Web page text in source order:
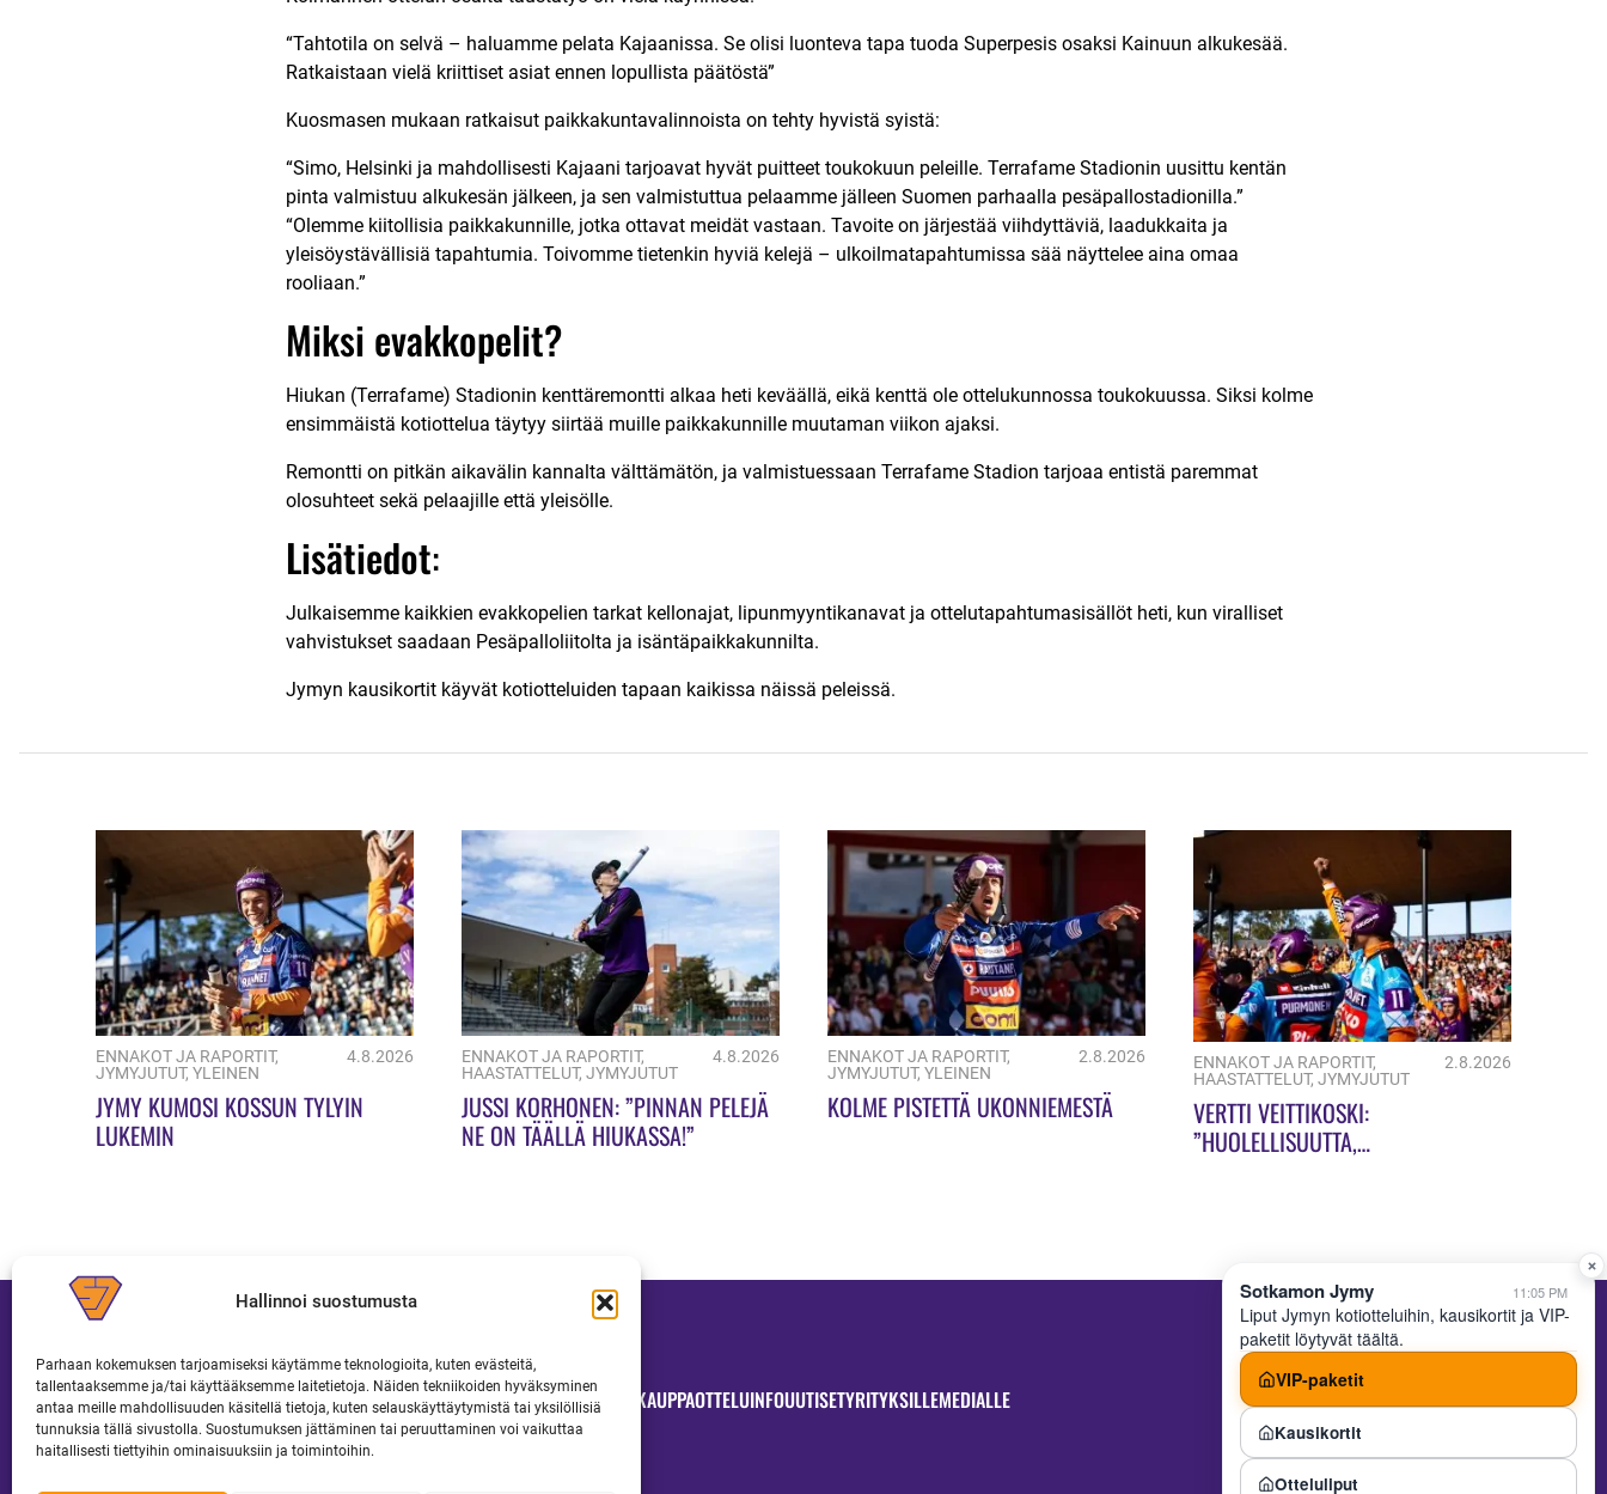
Hallinnoi suostumusta
Parhaan kokemuksen tarjoamiseksi käytämme teknologioita, kuten evästeitä,
tallentaaksemme ja/tai käyttääksemme laitetietoja. Näiden tekniikoiden hyväksyminen
antaa meille mahdollisuuden käsitellä tietoja, kuten selauskäyttäytymistä tai yksilöllisiä
tunnuksia tällä sivustolla. Suostumuksen jättäminen tai peruuttaminen voi vaikuttaa
haitallisesti tiettyihin ominaisuuksiin ja toimintoihin.
“Tahtotila on selvä – haluamme pelata Kajaanissa. Se olisi luonteva tapa tuoda Superpesis osaksi Kainuun alkukesää.
Ratkaistaan vielä kriittiset asiat ennen lopullista päätöstä”
Kuosmasen mukaan ratkaisut paikkakuntavalinnoista on tehty hyvistä syistä:
“Simo, Helsinki ja mahdollisesti Kajaani tarjoavat hyvät puitteet toukokuun peleille. Terrafame Stadionin uusittu kentän
pinta valmistuu alkukesän jälkeen, ja sen valmistuttua pelaamme jälleen Suomen parhaalla pesäpallostadionilla.”
“Olemme kiitollisia paikkakunnille, jotka ottavat meidät vastaan. Tavoite on järjestää viihdyttäviä, laadukkaita ja
yleisöystävällisiä tapahtumia. Toivomme tietenkin hyviä kelejä – ulkoilmatapahtumissa sää näyttelee aina omaa
rooliaan.”
Miksi evakkopelit?
Hiukan (Terrafame) Stadionin kenttäremontti alkaa heti keväällä, eikä kenttä ole ottelukunnossa toukokuussa. Siksi kolme
ensimmäistä kotiottelua täytyy siirtää muille paikkakunnille muutaman viikon ajaksi.
Remontti on pitkän aikavälin kannalta välttämätön, ja valmistuessaan Terrafame Stadion tarjoaa entistä paremmat
olosuhteet sekä pelaajille että yleisölle.
Lisätiedot:
Julkaisemme kaikkien evakkopelien tarkat kellonajat, lipunmyyntikanavat ja ottelutapahtumasisällöt heti, kun viralliset
vahvistukset saadaan Pesäpalloliitolta ja isäntäpaikkakunnilta.
Jymyn kausikortit käyvät kotiotteluiden tapaan kaikissa näissä peleissä.
ENNAKOT JA RAPORTIT,
JYMYJUTUT, YLEINEN
4.8.2026
JYMY KUMOSI KOSSUN TYLYIN
LUKEMIN
ENNAKOT JA RAPORTIT,
HAASTATTELUT, JYMYJUTUT
4.8.2026
JUSSI KORHONEN: ”PINNAN PELEJÄ
NE ON TÄÄLLÄ HIUKASSA!”
ENNAKOT JA RAPORTIT,
JYMYJUTUT, YLEINEN
2.8.2026
KOLME PISTETTÄ UKONNIEMESTÄ
ENNAKOT JA RAPORTIT,
HAASTATTELUT, JYMYJUTUT
2.8.2026
VERTTI VEITTIKOSKI:
”HUOLELLISUUTTA,
JOUKKUELIPUT JA KAUSIKORTITOTTELUTJYMYKAUPPAOTTELUINFOUUTISETYRITYKSILLEMEDIALLE